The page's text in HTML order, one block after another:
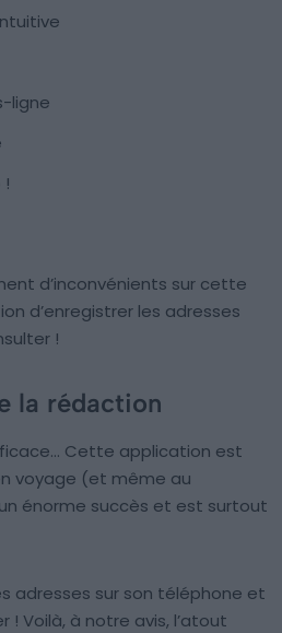
ligne
!
d’inconvénients sur cette
d’enregistrer les adresses
!
la rédaction
Cette application est
voyage (et même au
énorme succès et est surtout
adresses sur son téléphone et
! Voilà, à notre avis, l’atout